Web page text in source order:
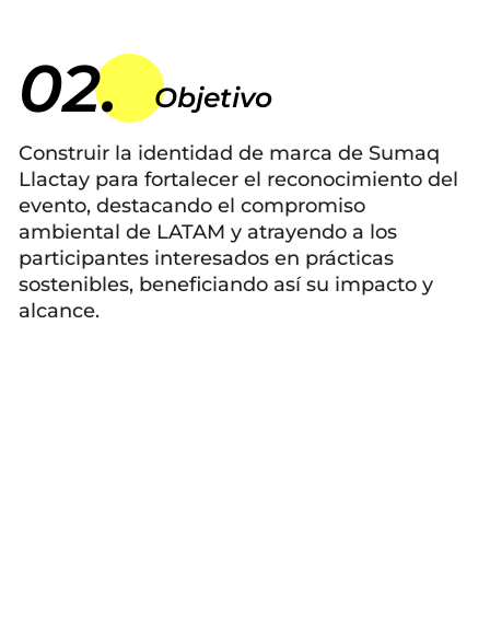
02. Objetivo
Construir la identidad de marca de Sumaq
Llactay para fortalecer el reconocimiento del
evento, destacando el compromiso
ambiental de LATAM y atrayendo a los
participantes interesados en prácticas
sostenibles, beneficiando así su impacto y
alcance.